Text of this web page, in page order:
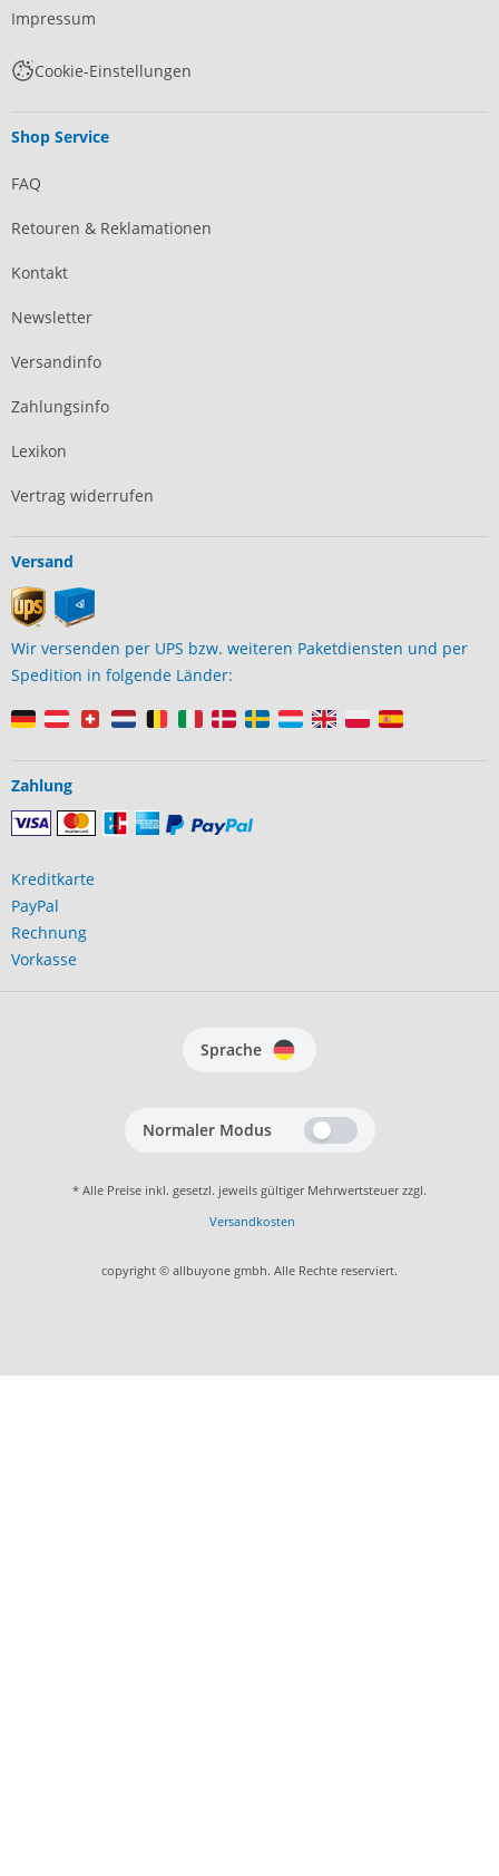
Impressum
Cookie-Einstellungen
Shop Service
FAQ
Retouren & Reklamationen
Kontakt
Newsletter
Versandinfo
Zahlungsinfo
Lexikon
Vertrag widerrufen
Versand
Wir versenden per UPS bzw. weiteren Paketdiensten und per
Spedition in folgende Länder:
Zahlung
Kreditkarte
PayPal
Rechnung
Vorkasse
Sprache
Normaler Modus
* Alle Preise inkl. gesetzl. jeweils gültiger Mehrwertsteuer zzgl.
Versandkosten
copyright © allbuyone gmbh. Alle Rechte reserviert.